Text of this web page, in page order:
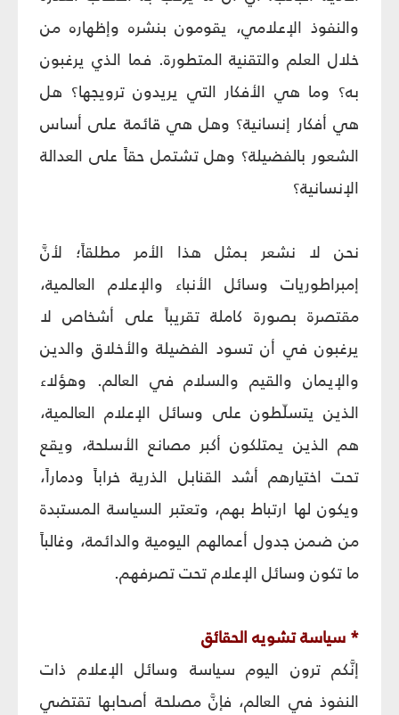
والنفوذ الإعلامي، يقومون بنشره وإظهاره من
خلال العلم والتقنية المتطورة. فما الذي يرغبون
به؟ وما هي الأفكار التي يريدون ترويجها؟ هل
هي أفكار إنسانية؟ وهل هي قائمة على أساس
الشعور بالفضيلة؟ وهل تشتمل حقاً على العدالة
الإنسانية؟
نحن لا نشعر بمثل هذا الأمر مطلقاً؛ لأنَّ
إمبراطوريات وسائل الأنباء والإعلام العالمية،
مقتصرة بصورة كاملة تقريباً على أشخاص لا
يرغبون في أن تسود الفضيلة والأخلاق والدين
والإيمان والقيم والسلام في العالم. وهؤلاء
الذين يتسلّطون على وسائل الإعلام العالمية،
هم الذين يمتلكون أكبر مصانع الأسلحة، ويقع
تحت اختيارهم أشد القنابل الذرية خراباً ودماراً،
ويكون لها ارتباط بهم، وتعتبر السياسة المستبدة
من ضمن جدول أعمالهم اليومية والدائمة، وغالباً
ما تكون وسائل الإعلام تحت تصرفهم.
* سياسة تشويه الحقائق‏
إنَّكم ترون اليوم سياسة وسائل الإعلام ذات
النفوذ في العالم، فإنَّ مصلحة أصحابها تقتضي